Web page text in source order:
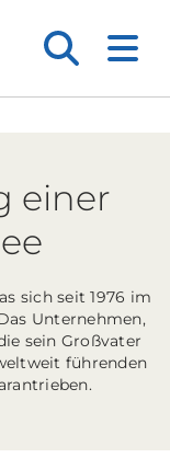
einer
sich seit 1976 im
Unternehmen,
sein Großvater
führenden